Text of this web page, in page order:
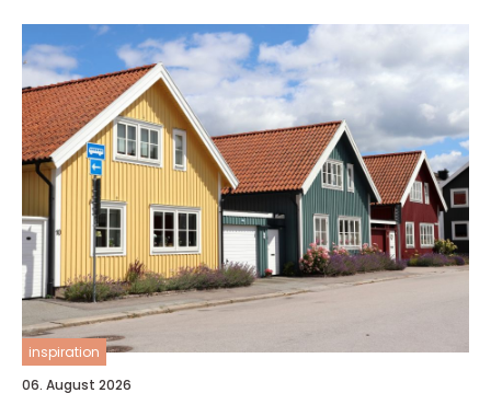
inspiration
06. August 2026